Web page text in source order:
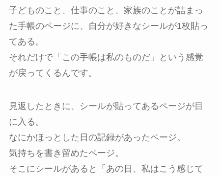
子どものこと、仕事のこと、家族のことが詰まっ
た手帳のページに、自分が好きなシールが1枚貼っ
てある。
それだけで「この手帳は私のものだ」という感覚
が戻ってくるんです。
見返したときに、シールが貼ってあるページが目
に入る。
なにかほっとした日の記録があったページ。
気持ちを書き留めたページ。
そこにシールがあると「あの日、私はこう感じて